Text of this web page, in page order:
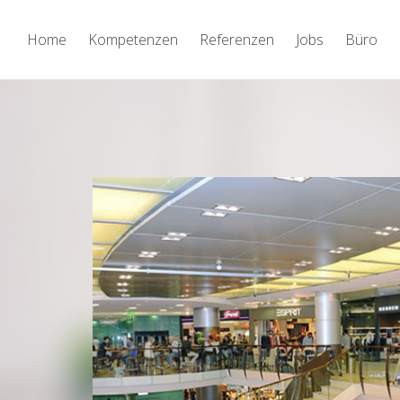
Home Kompetenzen Referenzen Jobs Büro